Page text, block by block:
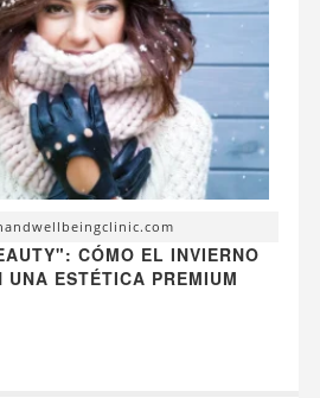
CÓMO EL INVIERNO
UNA ESTÉTICA PREMIUM